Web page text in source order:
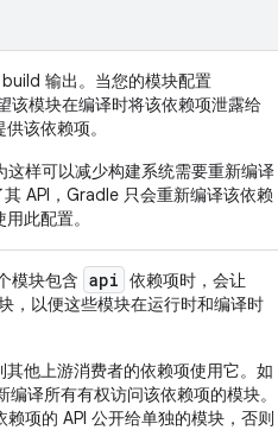
输出。当您的模块配置
该模块在编译时将该依赖项泄露给
该依赖项。
样可以减少构建系统需要重新编译
API，Gradle 只会重新编译该依赖
此配置。
模块包含 api 依赖项时，会让
，以便这些模块在运行时和编译时
他上游消费者的依赖项使用它。如
译所有有权访问该依赖项的模块。
项的 API 公开给单独的模块，否则